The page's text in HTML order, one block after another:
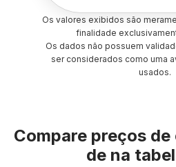
Os valores exibidos são
finalidade
Os dados não possuem
ser considerados como uma
usados.
Compare preços
de na